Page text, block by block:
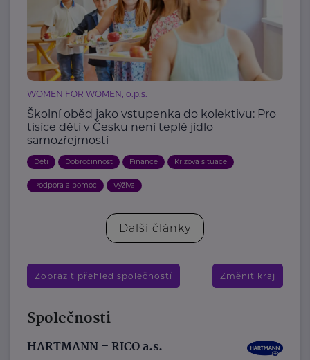
WOMEN FOR WOMEN, o.p.s.
Školní oběd jako vstupenka do kolektivu: Pro
tisíce dětí v Česku není teplé jídlo
samozřejmostí
Děti Dobročinnost Finance Krizová situace
Podpora a pomoc Výživa
Další články
Zobrazit přehled společností Změnit kraj
Společnosti
HARTMANN – RICO a.s.